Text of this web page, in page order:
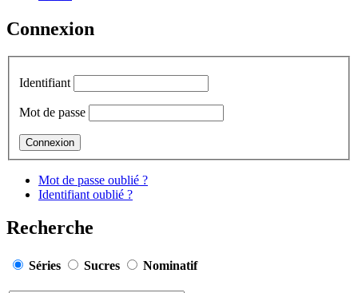
Connexion
Identifiant
Mot de passe
Mot de passe oublié ?
Identifiant oublié ?
Recherche
Séries Sucres Nominatif